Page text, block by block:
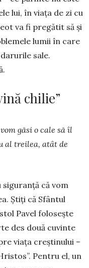
lui, în viața de zi cu
va fi pregătit să și
lumii în care
sale.
chilie”
găsi o cale să îl
al treilea, atât de
siguranță că vom
Știți că Sfântul
Pavel folosește
des două cuvinte
viața creștinului –
Pentru el, un